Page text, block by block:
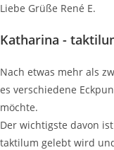
Liebe Grüße René E.
Katharina -
Nach etwas mehr als
es verschiedene
möchte.
Der wichtigste davon
taktilum gelebt wird